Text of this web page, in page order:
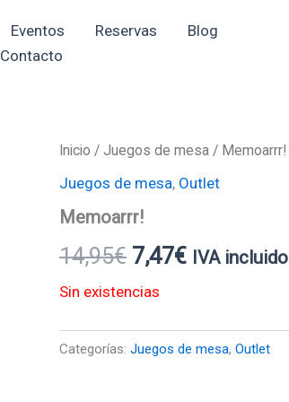
Eventos Reservas
Blog
Contacto
Inicio / Juegos de mesa / Memoarrr!
Juegos de mesa, Outlet
Memoarrr!
14,95€
El
precio
original
era:
7,47€
El
precio
es:
IVA incluido
Sin existencias
Categorías: Juegos de mesa, Outlet